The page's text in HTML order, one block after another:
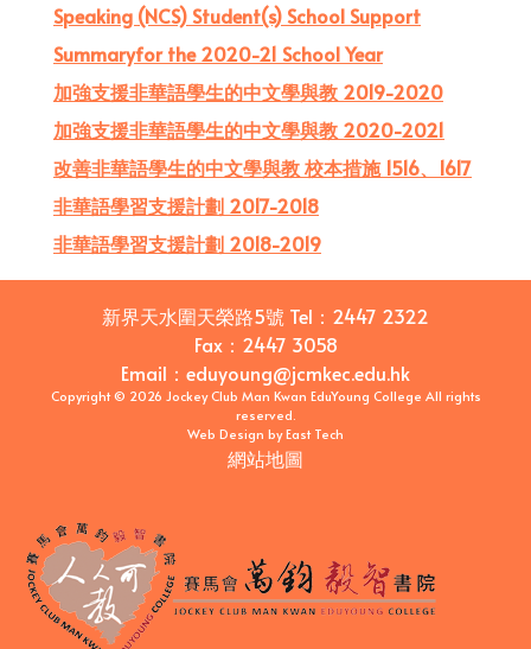
Speaking (NCS) Student(s) School Support
Summaryfor the 2020-21 School Year
加強支援非華語學生的中文學與教 2019-2020
加強支援非華語學生的中文學與教 2020-2021
改善非華語學生的中文學與教 校本措施 1516、1617
非華語學習支援計劃 2017-2018
非華語學習支援計劃 2018-2019
新界天水圍天榮路5號 Tel： 2447 2322
Fax： 2447 3058
Email ： eduyoung@jcmkec.edu.hk
Copyright © 2026 Jockey Club Man Kwan EduYoung College All rights
reserved.
Web Design byEast Tech
網站地圖